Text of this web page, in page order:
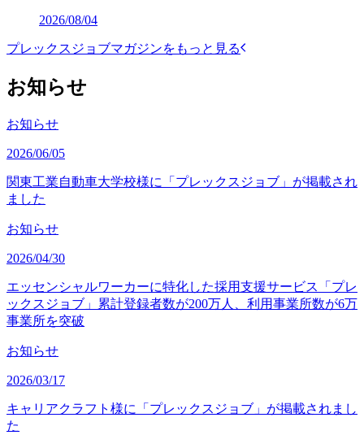
2026/08/04
プレックスジョブマガジンをもっと見る
お知らせ
お知らせ
2026/06/05
関東工業自動車大学校様に「プレックスジョブ」が掲載され
ました
お知らせ
2026/04/30
エッセンシャルワーカーに特化した採用支援サービス「プレ
ックスジョブ」累計登録者数が200万人、利用事業所数が6万
事業所を突破
お知らせ
2026/03/17
キャリアクラフト様に「プレックスジョブ」が掲載されまし
た